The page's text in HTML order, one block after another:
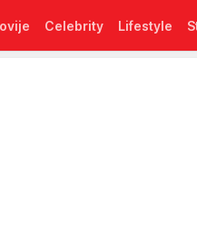
Celebrity Lifestyle